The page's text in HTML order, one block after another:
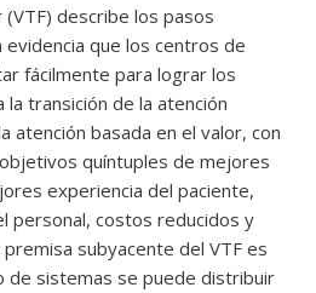
describe los pasos
que los centros de
fácilmente para lograr los
transición de la atención
atención basada en el valor, con
quíntuples de mejores
experiencia del paciente,
personal, costos reducidos y
premisa subyacente del VTF es
de sistemas se puede distribuir